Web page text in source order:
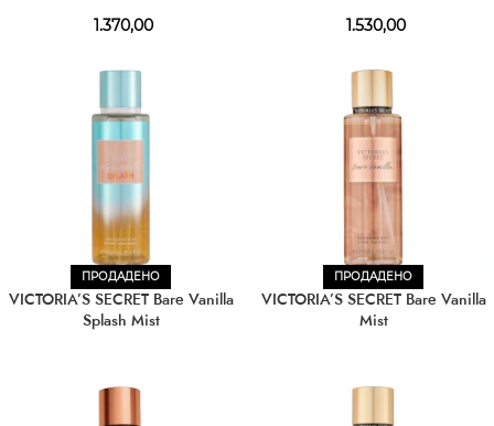
1.370,00 1.530,00
ПРОДАДЕНО
VICTORIA’S SECRET Bare Vanilla
Splash Mist
ПРОДАДЕНО
VICTORIA’S SECRET Bare Vanilla
Mist